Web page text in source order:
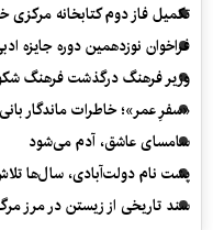
تکمیل فاز دوم کتابخانه مرکزی
فراخوان نوزدهمین دوره جایزه
وزیر فرهنگ درگذشت فرهنگ
«سفرِ عمر»؛ خاطرات ماندگار
سامسای عاشق، آدم می‌شود
پشت نام دولت‌آبادی، سال‌ها
سند تاریخی از زیستن در مرز